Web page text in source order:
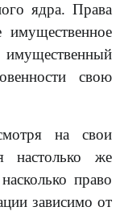
ядра. Права
имущественное
свою
на свои
настолько же
право
зависимо от